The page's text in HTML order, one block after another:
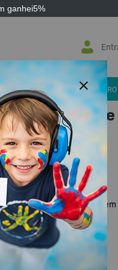
ganhei5%
TECNOLOGIA ASSISTIVA
Misture
no boleto ou PIX
em até1x deR$79,70